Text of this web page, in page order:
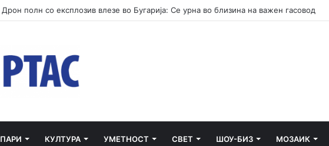
Уапсен трет учесник во несреќата во Радишани, каде загина 19-годишник од Побожје
ПАРИ КУЛТУРА УМЕТНОСТ СВЕТ ШОУ-БИЗ МОЗАИК